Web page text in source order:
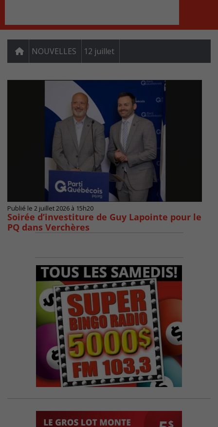
NOUVELLES 12 juillet
Publié le 2 juillet 2026 à 15h20
Soirée d’investiture de Guy Lapointe pour le
PQ dans Verchères